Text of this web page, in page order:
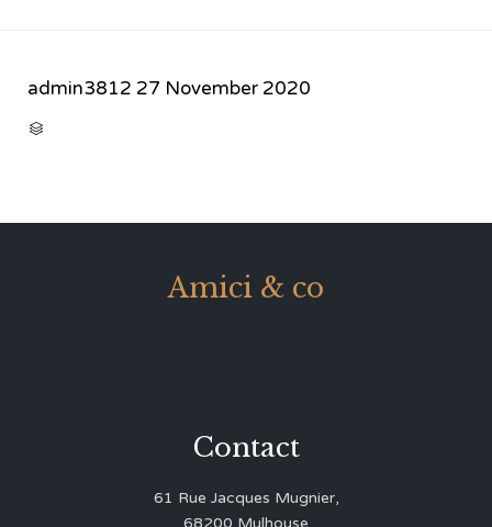
admin3812 27 November 2020

Amici & co
Contact
61 Rue Jacques Mugnier,